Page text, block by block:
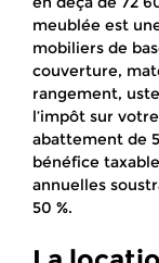
meublée est
mobiliers de
couverture,
rangement,
l’impôt sur
abattement de
bénéfice
annuelles
50 %.